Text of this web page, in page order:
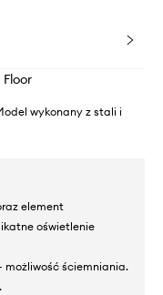
wykonany z stali i
element
oświetlenie
- możliwość ściemniania.